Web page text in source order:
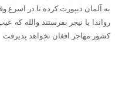
به آلمان دیپورت کرده تا در اسرع
رواندا یا نیجر بفرستند والله که
کشور مهاجر افغان نخواهد پذیرفت